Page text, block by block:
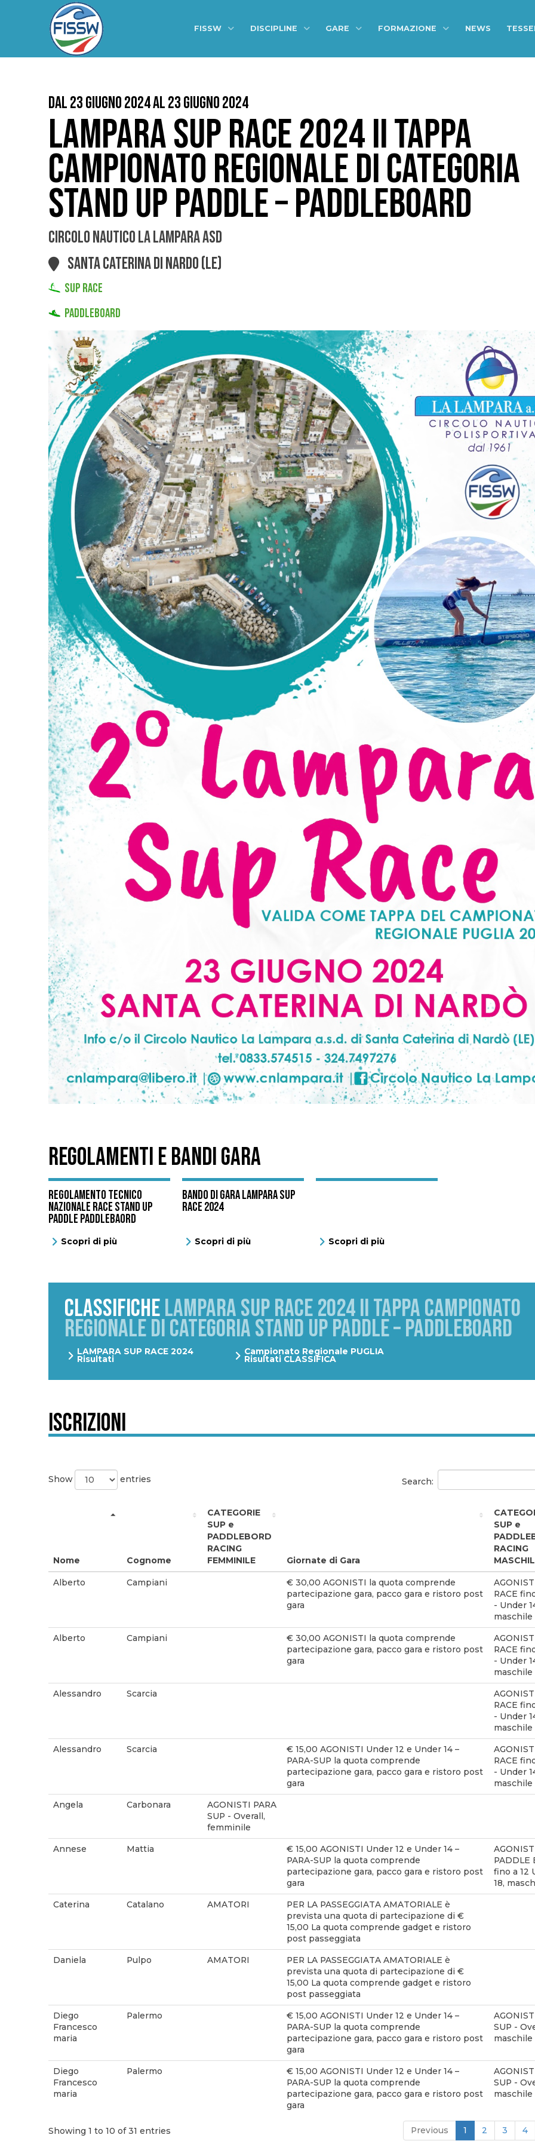
FISSW DISCIPLINE GARE FORMAZIONE NEWS
Dal 23 Giugno 2024 al 23 Giugno 2024
LAMPARA SUP RACE 2024 II TAPPA
CAMPIONATO REGIONALE DI CATEGORIA
STAND UP PADDLE – PADDLEBOARD
CIRCOLO NAUTICO LA LAMPARA ASD
SANTA CATERINA DI NARDO (LE)
SUP RACE
PADDLEBOARD
REGOLAMENTI E BANDI GARA
Regolamento Tecnico
Nazionale Race Stand Up
Paddle Paddlebaord
Scopri di più
BANDO DI GARA LAMPARA SUP
RACE 2024
Scopri di più Scopri di più
CLASSIFICHELAMPARA SUP RACE 2024 II TAPPA CAMPIONATO
REGIONALE DI CATEGORIA STAND UP PADDLE – PADDLEBOARD
LAMPARA SUP RACE 2024
Risultati
Campionato Regionale PUGLIA
Risultati CLASSIFICA
Iscrizioni
Show entries Search:
Nome Cognome
CATEGORIE
SUP e
PADDLEBORD
RACING
FEMMINILE
Giornate di Gara
SUP e
RACING
Alberto Campiani
€ 30,00 AGONISTI la quota comprende
partecipazione gara, pacco gara e ristoro post
gara
RACE
- Under
maschile
Alberto Campiani
€ 30,00 AGONISTI la quota comprende
partecipazione gara, pacco gara e ristoro post
gara
RACE
- Under
maschile
Alessandro Scarcia
RACE
- Under
maschile
Alessandro Scarcia
€ 15,00 AGONISTI Under 12 e Under 14 –
PARA-SUP la quota comprende
partecipazione gara, pacco gara e ristoro post
gara
RACE
- Under
maschile
Angela Carbonara
AGONISTI PARA
SUP - Overall,
femminile
Annese Mattia
€ 15,00 AGONISTI Under 12 e Under 14 –
PARA-SUP la quota comprende
partecipazione gara, pacco gara e ristoro post
gara
PADDLE
fino a 12
18,
Caterina Catalano AMATORI
PER LA PASSEGGIATA AMATORIALE è
prevista una quota di partecipazione di €
15,00 La quota comprende gadget e ristoro
post passeggiata
Daniela Pulpo AMATORI
PER LA PASSEGGIATA AMATORIALE è
prevista una quota di partecipazione di €
15,00 La quota comprende gadget e ristoro
post passeggiata
Diego
Francesco
maria
Palermo
€ 15,00 AGONISTI Under 12 e Under 14 –
PARA-SUP la quota comprende
partecipazione gara, pacco gara e ristoro post
gara
SUP -
maschile
Diego
Francesco
maria
Palermo
€ 15,00 AGONISTI Under 12 e Under 14 –
PARA-SUP la quota comprende
partecipazione gara, pacco gara e ristoro post
gara
SUP -
maschile
Showing 1 to 10 of 31 entries Previous 1 2 3 4